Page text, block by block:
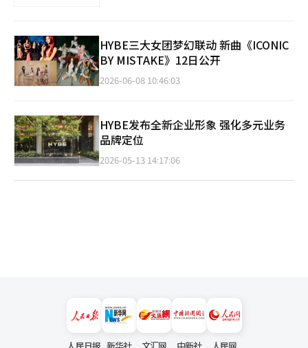
HYBE三大女团梦幻联动 新曲《ICONIC
BY MISTAKE》12日公开
2026-06-08 10:46:03
HYBE发布全新企业形象 强化多元业务
品牌定位
2026-05-13 14:17:06
人民日报 新华社 文汇网 中新社 人民网